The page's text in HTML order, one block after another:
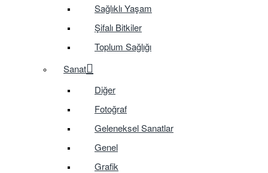
Sağlıklı Yaşam
Şifalı Bitkiler
Toplum Sağlığı
Sanat
Diğer
Fotoğraf
Geleneksel Sanatlar
Genel
Grafik